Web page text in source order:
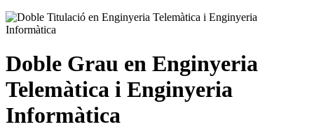
Doble Grau en Enginyeria
Telemàtica i Enginyeria
Informàtica